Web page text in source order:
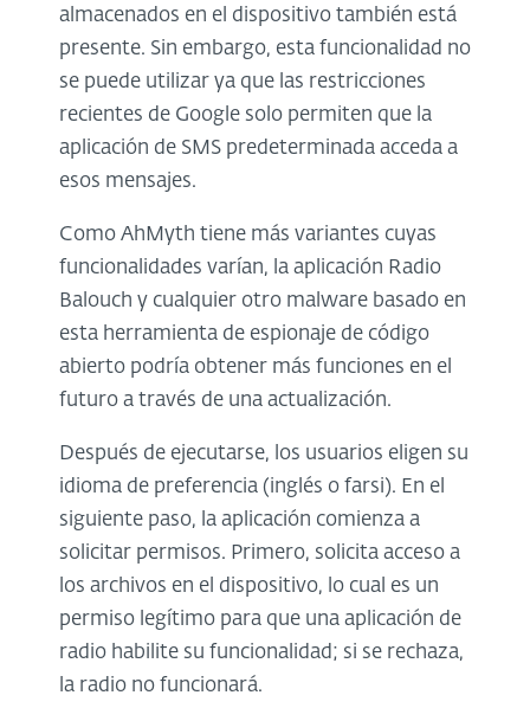
almacenados en el dispositivo también está
presente. Sin embargo, esta funcionalidad no
se puede utilizar ya que las restricciones
recientes de Google solo permiten que la
aplicación de SMS predeterminada acceda a
esos mensajes.
Como AhMyth tiene más variantes cuyas
funcionalidades varían, la aplicación Radio
Balouch y cualquier otro malware basado en
esta herramienta de espionaje de código
abierto podría obtener más funciones en el
futuro a través de una actualización.
Después de ejecutarse, los usuarios eligen su
idioma de preferencia (inglés o farsi). En el
siguiente paso, la aplicación comienza a
solicitar permisos. Primero, solicita acceso a
los archivos en el dispositivo, lo cual es un
permiso legítimo para que una aplicación de
radio habilite su funcionalidad; si se rechaza,
la radio no funcionará.